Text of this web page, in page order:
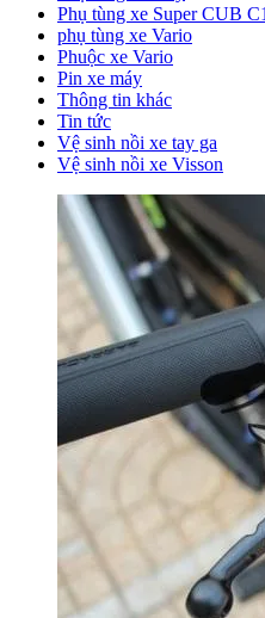
Phụ tùng xe Super CUB
phụ tùng xe Vario
Phuộc xe Vario
Pin xe máy
Thông tin khác
Tin tức
Vệ sinh nồi xe tay ga
Vệ sinh nồi xe Visson